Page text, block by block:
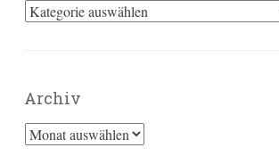
Kategorien
Archiv
Archiv